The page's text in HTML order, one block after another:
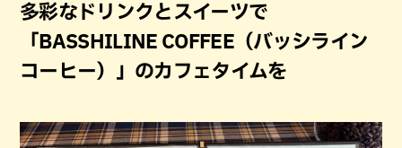
多彩なドリンクとスイーツで
「BASSHILINE COFFEE（バッシライン
コーヒー）」のカフェタイムを